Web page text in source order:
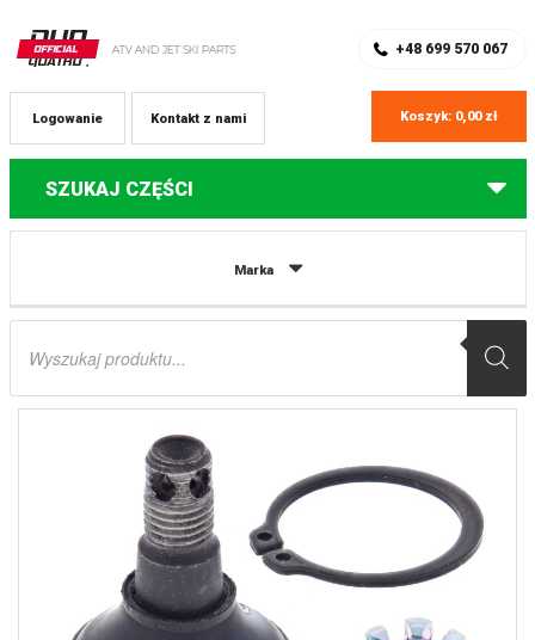
+48 699 570 067
Kontakt z nami
Logowanie Koszyk: 0,00 zł
SZUKAJ CZĘŚCI
Marka
Wyszukiwarka
Części do quadów Suzuki
’06-’21, YFZ 450 ’04-’21 / GÓRNY SUZUKI LT-Z 250 ’04-’09, YAMAHA YFM 550